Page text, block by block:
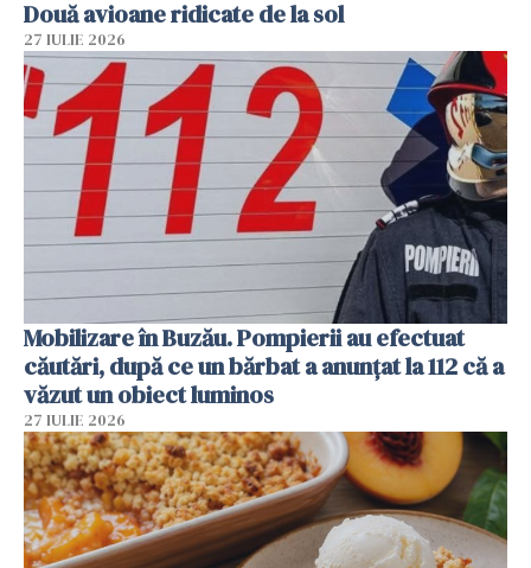
Două avioane ridicate de la sol
27 IULIE 2026
Mobilizare în Buzău. Pompierii au efectuat
căutări, după ce un bărbat a anunțat la 112 că a
văzut un obiect luminos
27 IULIE 2026